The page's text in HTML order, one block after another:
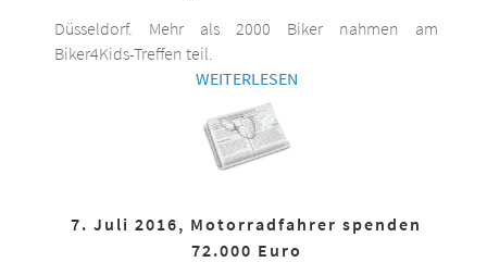
Düsseldorf. Mehr als 2000 Biker nahmen am
Biker4Kids-Treffen teil.
WEITERLESEN
7. Juli 2016, Motorradfahrer spenden
72.000 Euro